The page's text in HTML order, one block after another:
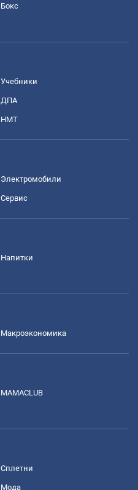
Бокс
Учебники
ДПА
НМТ
Электромобили
Сервис
Напитки
Mакроэкономика
MAMACLUB
Сплетни
Мода